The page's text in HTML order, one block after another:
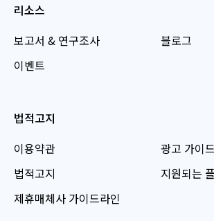
리소스
보고서 & 연구조사
이벤트
블로그
법적고지
이용약관
법적고지
제휴매체사 가이드라인
광고 가이
지원되는